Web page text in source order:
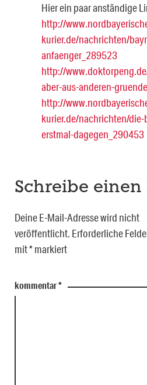
Hier ein paar anständige
http://
kurier.de/nachrichten/
anfaenger_289523
http://
aber-aus-anderen-
http://
kurier.de/nachrichten/
erstmal-dagegen_290453
Schreibe
Deine E-Mail-Adresse wird nicht
veröffentlicht. Erforderliche
mit*markiert
kommentar*